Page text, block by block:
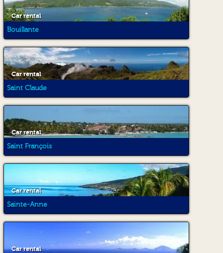
Car rental
Bouillante
Car rental
Saint Claude
Car rental
Saint François
Car rental
Sainte-Anne
Car rental